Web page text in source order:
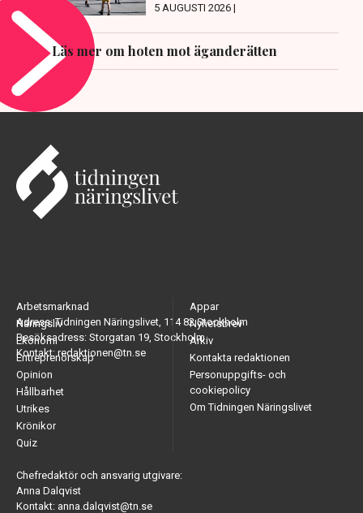
5 AUGUSTI 2026 |
Läs mer om hoten mot äganderätten
Adress: Tidningen Näringslivet, 114 82 Stockholm
Besöksadress: Storgatan 19, Stockholm
Kontakt: redaktionen@tn.se
Arbetsmarknad
Näringsliv
Ekonomi
Entreprenörskap
Opinion
Hållbarhet
Utrikes
Krönikor
Quiz
Appar
Nyhetsbrev
Arkiv
Kontakta redaktionen
Personuppgifts- och
cookiepolicy
Om Tidningen Näringslivet
Chefredaktör och ansvarig utgivare:
Anna Dalqvist
Kontakt: anna.dalqvist@tn.se